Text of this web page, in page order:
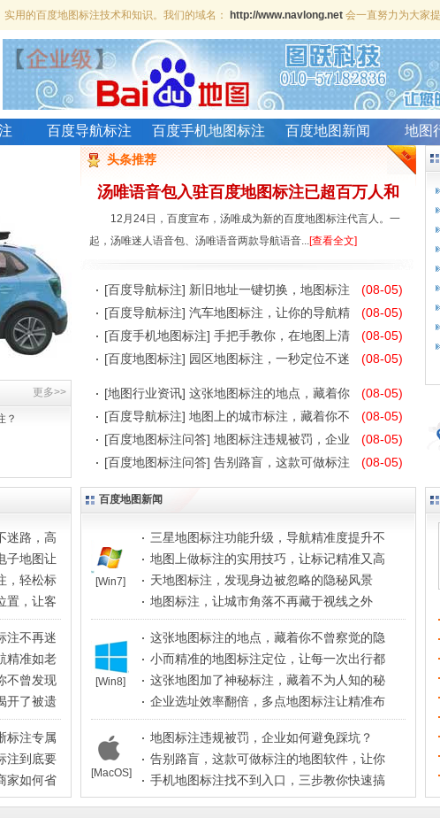
用的百度地图标注技术和知识。我们的域名： http://www.navlong.net 会一直努力为大家
百度导航标注 百度手机地图标注 百度地图新闻 地图
头条推荐
汤唯语音包入驻百度地图标注已超百万人和
12月24日，百度宣布，汤唯成为新的百度地图标注代言人。一
起，汤唯迷人语音包、汤唯语音两款导航语音...[查看全文]
百度电子地图标注汽车版首次展出亮相CES
2016年5月11日，第二届亚洲消费电子展(CES Asia 2016)在上
海新国际博览中心开幕，百度智慧汽车在展会...[查看全文]
五一厦门百度地图上标记已占领提前剧透三
日，占个好位置”优惠活动，让网友在优惠出... [查看全文]
百度地图解析如何在地图中标注男女脑差异
透过对百度地图如何在地图中标注的使用差异可以看出，65%
的男人更倾向于图像思维，男人不总是能通过语...[查看全文]
江苏交通联合百度地图 标注实景路况：一
和过江大桥的实景路况正式在百度地图 标注...[查看全文]
百度地图标注采集今春踏青美景150个景点
近日，北京颐和园的玉兰花、玉渊潭公园的早樱相继开放，吸引
了不少市民及游客前来踏青赏春，也引来了...[查看全文]
《太阳的后裔》热播看百度地图怎么标记韩
首尔版初体验：中文地理信息收录全面，界面标注一目了然百度
地图怎么标记，乘机场快线抵达首尔火车站...[查看全文]
车联网百度地图标注助力汽车后市场全方位
百度车联网是基于百度地图标注的基础架构与数据采集能力，充
分利用地图、导航、私有云、语音、安全等... [查看全文]
(08-05)
[百度导航标注] 新旧地址一键切换，地图标注
不
(08-05)
[百度导航标注] 汽车地图标注，让你的导航精
准
(08-05)
[百度手机地图标注] 手把手教你，在地图上清
晰标注
(08-05)
[百度地图标注] 园区地图标注，一秒定位不迷
(08-05)
[地图行业资讯] 这张地图标注的地点，藏着你
不
(08-05)
[百度导航标注] 地图上的城市标注，藏着你不
曾
(08-05)
[百度地图标注问答] 地图标注违规被罚，企业
如何避
(08-05)
[百度地图标注问答] 告别路盲，这款可做标注
更多>>
？
迷路，高
子地图让
，轻松标
置，让客
注不再迷
精准如老
不曾发现
开了被遗
标注专属
注到底要
家如何省
百度地图新闻
[Win7]
三星地图标注功能升级，导航精准度提升不
止一点
地图上做标注的实用技巧，让标记精准又高
效
天地图标注，发现身边被忽略的隐秘风景
地图标注，让城市角落不再藏于视线之外
[Win8]
这张地图标注的地点，藏着你不曾察觉的隐
秘故事
小而精准的地图标注定位，让每一次出行都
直达目的地
这张地图加了神秘标注，藏着不为人知的秘
密
企业选址效率翻倍，多点地图标注让精准布
局一目了然
[MacOS]
地图标注违规被罚，企业如何避免踩坑？
告别路盲，这款可做标注的地图软件，让你
轻松标记每个
手机地图标注找不到入口，三步教你快速搞
定